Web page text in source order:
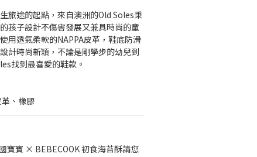
旅途的起點，來自澳洲的Old Soles秉
孩子設計不傷害發展又兼具時尚的童
用透氣柔軟的NAPPA皮革，鞋底防滑
計時尚新穎，不論是剛學步的幼兒到
找到最喜愛的鞋款。
、橡膠
寶寶 × BEBECOOK 初食海苔酥請您